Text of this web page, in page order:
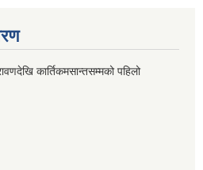
कार्तिकमसान्तसम्मको पहिलो